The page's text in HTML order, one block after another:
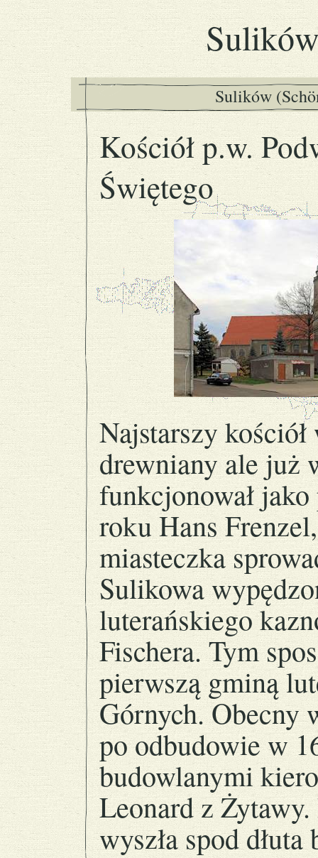
Sulików
Kościół p.w.
Świętego
Najstarszy
drewniany ale już
funkcjonował
roku Hans
miasteczka
Sulikowa
luterańskiego
Fischera. Tym
pierwszą gminą
Górnych. Obecny
po odbudowie w
budowlanymi
Leonard z
wyszła spod